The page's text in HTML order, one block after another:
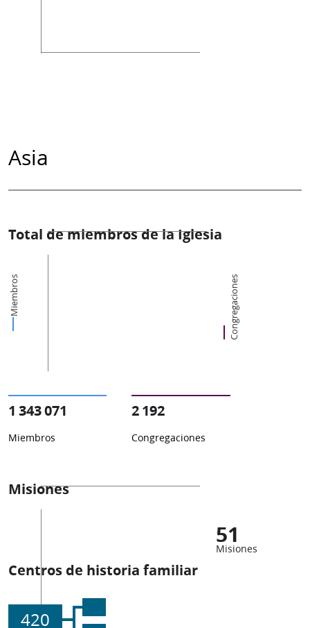
Asia
Total de miembros de la Iglesia
Miembros Congregaciones
1 343 071
Miembros
2 192
Congregaciones
Misiones
51
Misiones
Centros de historia familiar
420